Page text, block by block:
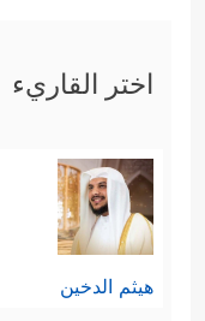
اختر القاريء
هيثم الدخين